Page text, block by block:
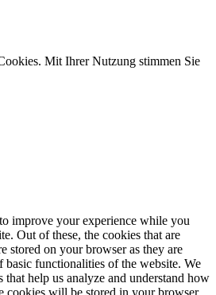
Mit Ihrer Nutzung stimmen Sie
improve your experience while you
Out of these, the cookies that are
stored on your browser as they are
functionalities of the website. We
that help us analyze and understand how